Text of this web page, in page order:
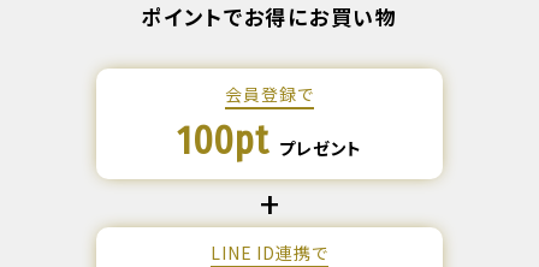
ポイントでお得にお買い物
会員登録で
100pt プレゼント
LINE ID連携で